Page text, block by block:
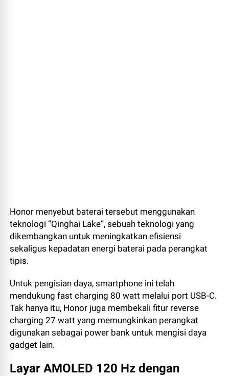
Honor menyebut baterai tersebut menggunakan
teknologi “Qinghai Lake”, sebuah teknologi yang
dikembangkan untuk meningkatkan efisiensi
sekaligus kepadatan energi baterai pada perangkat
tipis.
Untuk pengisian daya, smartphone ini telah
mendukung fast charging 80 watt melalui port USB-C.
Tak hanya itu, Honor juga membekali fitur reverse
charging 27 watt yang memungkinkan perangkat
digunakan sebagai power bank untuk mengisi daya
gadget lain.
Layar AMOLED 120 Hz dengan